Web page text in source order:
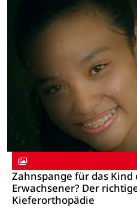
Zahnspange für das Kind
Erwachsener? Der
Kieferorthopädie